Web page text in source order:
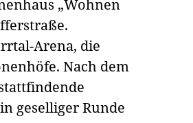
„Wohnen
Arena, die
Nach dem
geselliger Runde